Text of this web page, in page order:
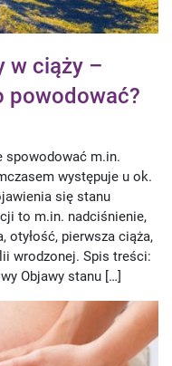
w ciąży –
powodować?
spowodować m.in.
występuje u ok.
się stanu
to m.in. nadciśnienie,
otyłość, pierwsza ciąża,
wrodzonej. Spis treści:
Objawy stanu […]